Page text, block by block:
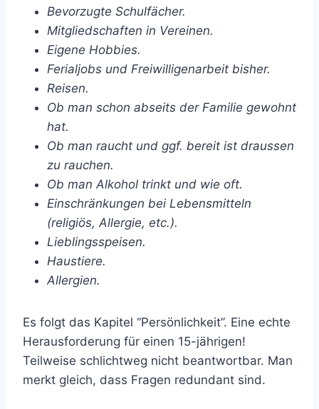
Bevorzugte Schulfächer.
Mitgliedschaften in Vereinen.
Eigene Hobbies.
Ferialjobs und Freiwilligenarbeit bisher.
Reisen.
Ob man schon abseits der Familie gewohnt
hat.
Ob man raucht und ggf. bereit ist draussen
zu rauchen.
Ob man Alkohol trinkt und wie oft.
Einschränkungen bei Lebensmitteln
(religiös, Allergie, etc.).
Lieblingsspeisen.
Haustiere.
Allergien.
Es folgt das Kapitel “Persönlichkeit”. Eine echte
Herausforderung für einen 15-jährigen!
Teilweise schlichtweg nicht beantwortbar. Man
merkt gleich, dass Fragen redundant sind.